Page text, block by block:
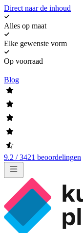
Direct naar de inhoud
Alles op maat
Elke gewenste vorm
Op voorraad
Blog
9.2 / 3421 beoordelingen